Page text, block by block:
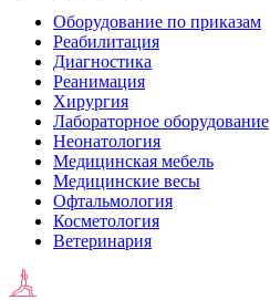
Оборудование по приказам
Реабилитация
Диагностика
Реанимация
Хирургия
Лабораторное оборудование
Неонатология
Медицинская мебель
Медицинские весы
Офтальмология
Косметология
Ветеринария